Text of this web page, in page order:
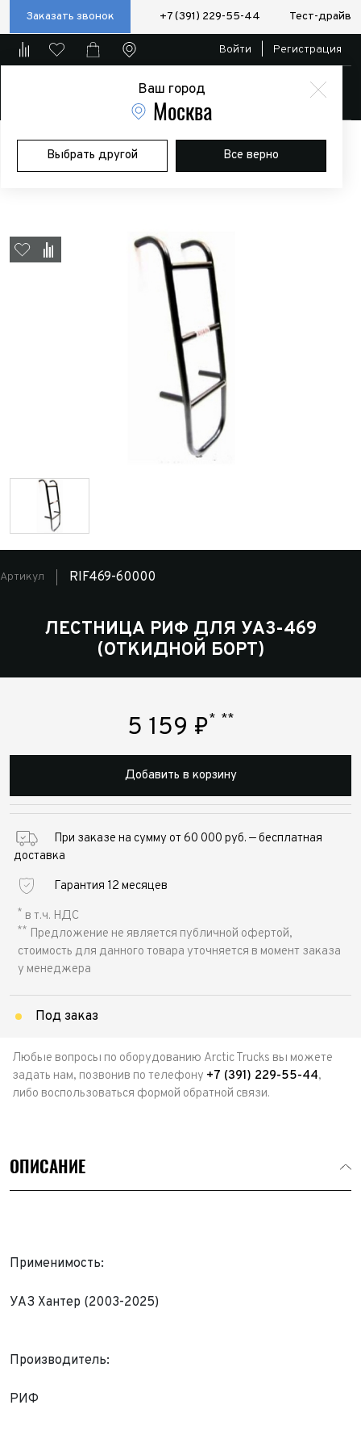
Заказать звонок +7 (391) 229-55-44 Тест-драйв
Ваш город
Москва
Выбрать другой Все верно
Войти Регистрация
Главная Магазин
Дополнительное оборудование
Экспедиционные багажники и боксы
Лестница РИФ для УАЗ-469
(откидной борт)
Артикул RIF469-60000
ЛЕСТНИЦА РИФ ДЛЯ УАЗ-469
(ОТКИДНОЙ БОРТ)
5 159 ₽* **
Добавить в корзину
При заказе на сумму от 60 000 руб. — бесплатная
доставка
Гарантия 12 месяцев
* в т.ч. НДС
** Предложение не является публичной офертой,
стоимость для данного товара уточняется в момент заказа
у менеджера
Под заказ
Любые вопросы по оборудованию Arctic Trucks вы можете
задать нам, позвонив по телефону +7 (391) 229-55-44,
либо воспользоваться формой обратной связи.
ОПИСАНИЕ
Применимость:
УАЗ Хантер (2003-2025)
Производитель:
РИФ